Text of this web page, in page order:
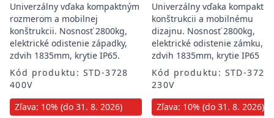
Univerzálny vďaka kompaktným
rozmerom a mobilnej
konštrukcii. Nosnosť 2800kg,
elektrické odistenie západky,
zdvih 1835mm, krytie IP65.
Kód produktu: STD-3728
400V
Zľava: 10% (do 31. 8. 2026)
Univerzálny vďaka
konštrukcii a mobilnému
dizajnu. Nosnosť 2800kg,
elektrické odistenie zámku,
zdvih 1835mm, krytie IP65
Kód produktu: STD-3728
230V
Zľava: 10% (do 31. 8. 2026)